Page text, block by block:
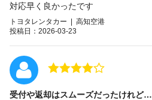
対応早く良かったです
トヨタレンタカー | 高知空港
投稿日：2026-03-23
受付や返却はスムーズだったけれど…